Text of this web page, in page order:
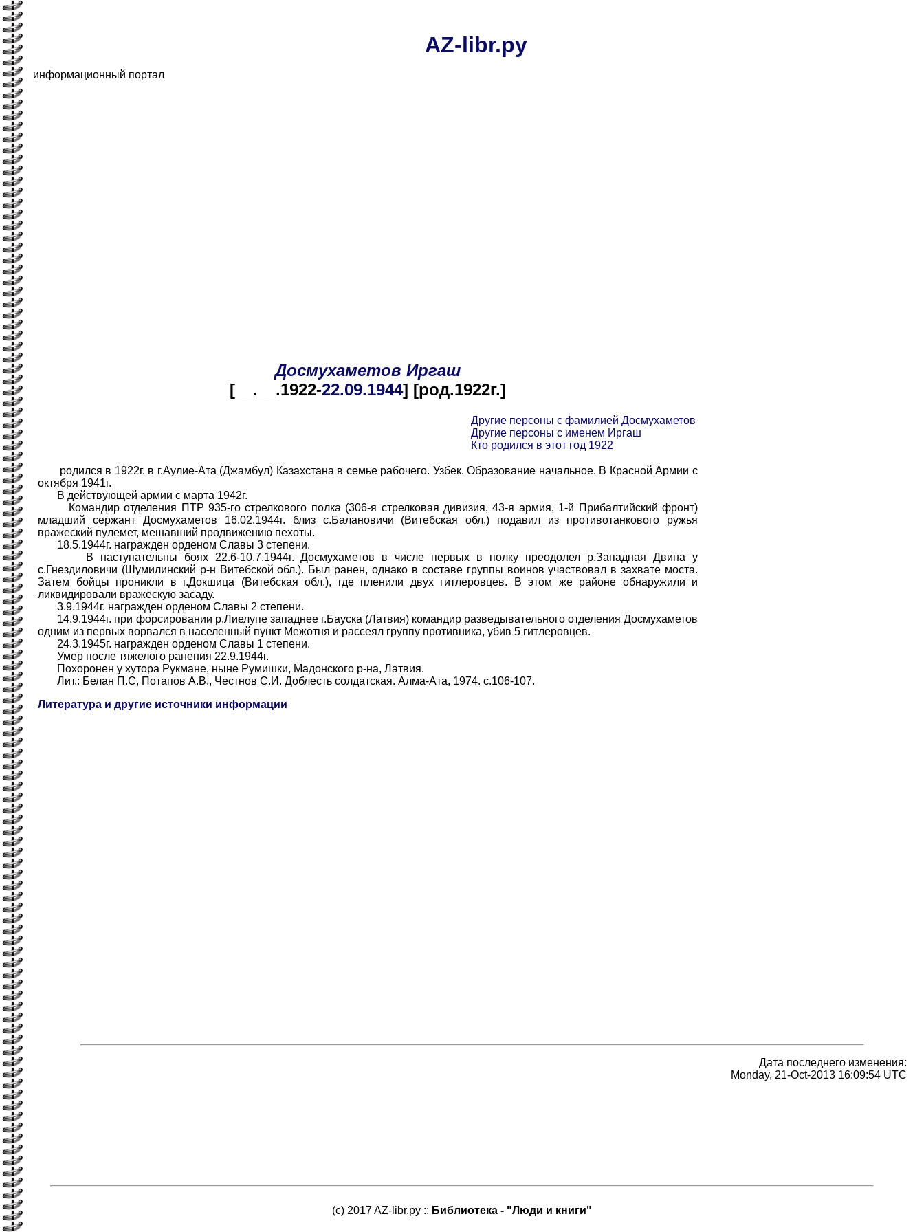
AZ-libr.ру
информационный портал
Досмухаметов Иргаш
[__.__.1922-22.09.1944] [род.1922г.]
Другие персоны с фамилией Досмухаметов
Другие персоны с именем Иргаш
Кто родился в этот год 1922
родился в 1922г. в г.Аулие-Ата (Джамбул) Казахстана в семье рабочего. Узбек. Образование начальное. В Красной Армии с
октября 1941г.
В действующей армии с марта 1942г.
Командир отделения ПТР 935-го стрелкового полка (306-я стрелковая дивизия, 43-я армия, 1-й Прибалтийский фронт)
младший сержант Досмухаметов 16.02.1944г. близ с.Балановичи (Витебская обл.) подавил из противотанкового ружья
вражеский пулемет, мешавший продвижению пехоты.
18.5.1944г. награжден орденом Славы 3 степени.
В наступательны боях 22.6-10.7.1944г. Досмухаметов в числе первых в полку преодолел р.Западная Двина у
с.Гнездиловичи (Шумилинский р-н Витебской обл.). Был ранен, однако в составе группы воинов участвовал в захвате моста.
Затем бойцы проникли в г.Докшица (Витебская обл.), где пленили двух гитлеровцев. В этом же районе обнаружили и
ликвидировали вражескую засаду.
3.9.1944г. награжден орденом Славы 2 степени.
14.9.1944г. при форсировании р.Лиелупе западнее г.Бауска (Латвия) командир разведывательного отделения Досмухаметов
одним из первых ворвался в населенный пункт Межотня и рассеял группу противника, убив 5 гитлеровцев.
24.3.1945г. награжден орденом Славы 1 степени.
Умер после тяжелого ранения 22.9.1944г.
Похоронен у хутора Рукмане, ныне Румишки, Мадонского р-на, Латвия.
Лит.: Белан П.С, Потапов А.В., Честнов С.И. Доблесть солдатская. Алма-Ата, 1974. с.106-107.
Литература и другие источники информации
Дата последнего изменения:
Monday, 21-Oct-2013 16:09:54 UTC
(c) 2017 AZ-libr.ру :: Библиотека - "Люди и книги"